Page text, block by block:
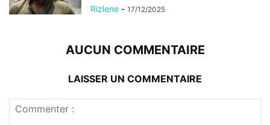
Rizlene - 17/12/2025
AUCUN COMMENTAIRE
LAISSER UN COMMENTAIRE